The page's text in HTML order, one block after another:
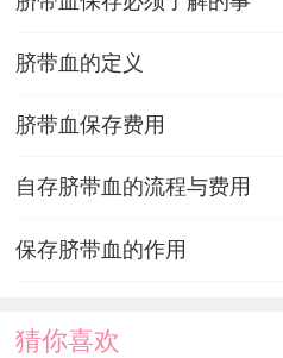
脐带血的定义
脐带血保存费用
自存脐带血的流程与费用
保存脐带血的作用
猜你喜欢